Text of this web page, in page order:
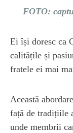
FOTO:
Ei își doresc ca
calitățile și
fratele ei mai
Această
față de tradițiile
unde membrii